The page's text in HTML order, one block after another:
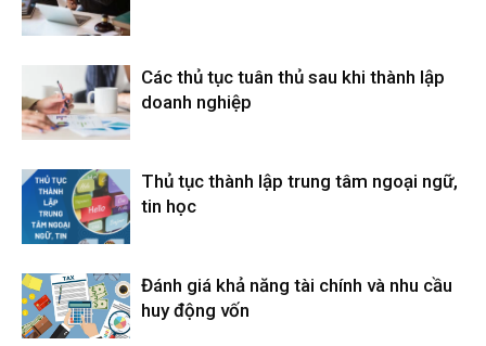
Các thủ tục tuân thủ sau khi thành lập
doanh nghiệp
Thủ tục thành lập trung tâm ngoại ngữ,
tin học
Đánh giá khả năng tài chính và nhu cầu
huy động vốn